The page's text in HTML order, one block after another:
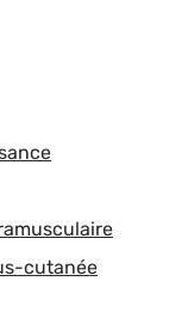
cutanée